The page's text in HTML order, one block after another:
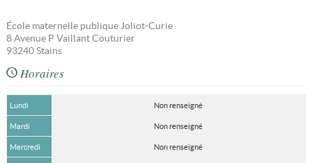
École maternelle publique Joliot-Curie
8 Avenue P Vaillant Couturier
93240 Stains
Horaires
Lundi Non renseigné
Mardi Non renseigné
Mercredi Non renseigné